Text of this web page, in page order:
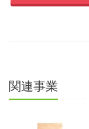
開 し
す)
関連事業